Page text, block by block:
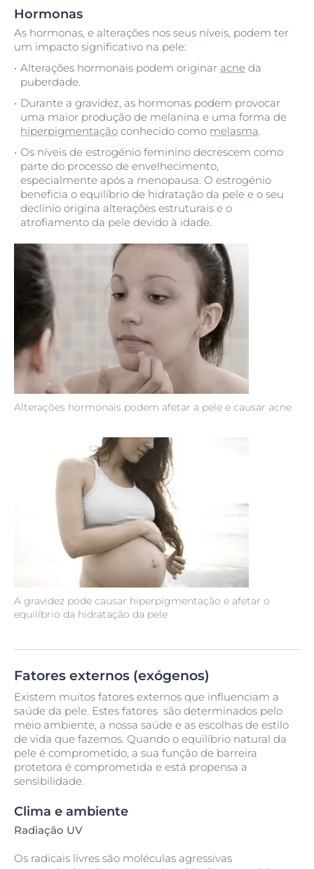
Hormonas
Alterações hormonais podem afetar a pele e causar acne
A gravidez pode causar hiperpigmentação e afetar o
equilíbrio da hidratação da pele
As hormonas, e alterações nos seus níveis, podem ter
um impacto significativo na pele:
Alterações hormonais podem originar acne da
puberdade.
Durante a gravidez, as hormonas podem provocar
uma maior produção de melanina e uma forma de
hiperpigmentação conhecido como melasma.
Os níveis de estrogénio feminino decrescem como
parte do processo de envelhecimento,
especialmente após a menopausa. O estrogénio
beneficia o equilíbrio de hidratação da pele e o seu
declínio origina alterações estruturais e o
atrofiamento da pele devido à idade.
Fatores externos (exógenos)
Existem muitos fatores externos que influenciam a
saúde da pele. Estes fatores são determinados pelo
meio ambiente, a nossa saúde e as escolhas de estilo
de vida que fazemos. Quando o equilíbrio natural da
pele é comprometido, a sua função de barreira
protetora é comprometida e está propensa a
sensibilidade.
Clima e ambiente
Radiação UV
Os radicais livres são moléculas agressivas